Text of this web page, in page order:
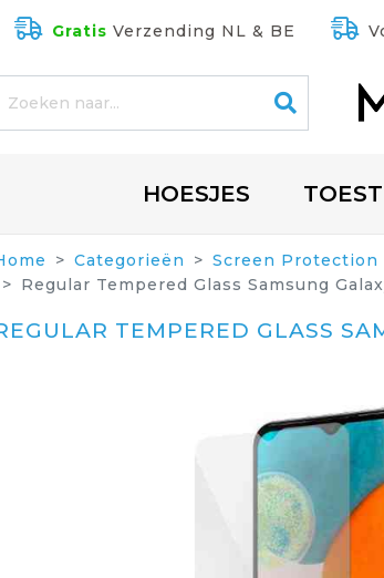
Gratis Verzending NL & BE
HOESJES
Categorieën Screen Protection
Regular Tempered Glass Samsung
TEMPERED GLASS